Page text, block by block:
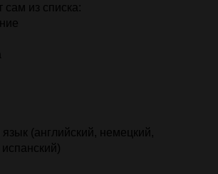
сам из списка:
(английский, немецкий,